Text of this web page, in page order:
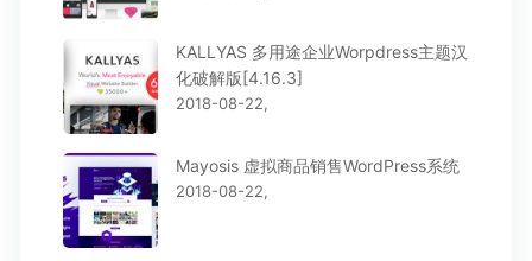
KALLYAS 多用途企业Worpdress主题汉
化破解版[4.16.3]
2018-08-22,
Mayosis 虚拟商品销售WordPress系统
2018-08-22,